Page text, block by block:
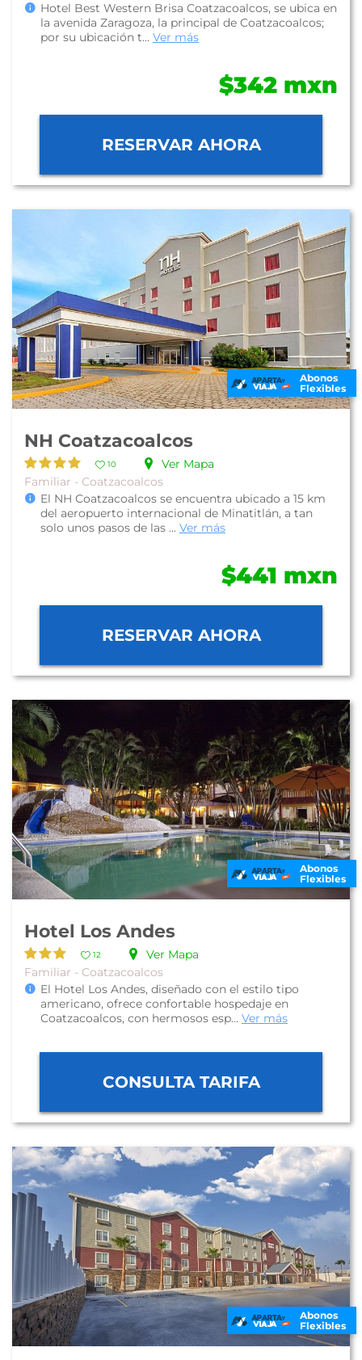
Hotel Best Western Brisa Coatzacoalcos, se ubica en
la avenida Zaragoza, la principal de Coatzacoalcos;
por su ubicación t... Ver más
$342 mxn
RESERVAR AHORA
Abonos
Flexibles
NH Coatzacoalcos
10
Ver Mapa
Familiar - Coatzacoalcos
El NH Coatzacoalcos se encuentra ubicado a 15 km
del aeropuerto internacional de Minatitlán, a tan
solo unos pasos de las ... Ver más
$441 mxn
RESERVAR AHORA
Abonos
Flexibles
Hotel Los Andes
12
Ver Mapa
Familiar - Coatzacoalcos
El Hotel Los Andes, diseñado con el estilo tipo
americano, ofrece confortable hospedaje en
Coatzacoalcos, con hermosos esp... Ver más
CONSULTA TARIFA
Abonos
Flexibles